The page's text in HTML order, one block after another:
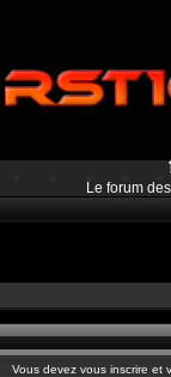
Le forum
Vous devez vous inscrire et